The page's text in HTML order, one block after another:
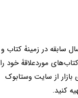
اعلام کنیم که با 10 سال سابقه در زمینۀ کتاب و
موردعلاقۀ خود را
از سایت وستابوک
کنید.